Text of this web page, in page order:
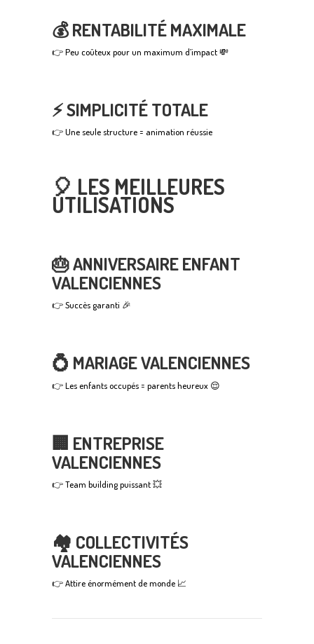
💰 RENTABILITÉ MAXIMALE
👉 Peu coûteux pour un maximum d’impact 💸
⚡ SIMPLICITÉ TOTALE
👉 Une seule structure = animation réussie
🎈 LES MEILLEURES
UTILISATIONS
🎂 ANNIVERSAIRE ENFANT
VALENCIENNES
👉 Succès garanti 🎉
💍 MARIAGE VALENCIENNES
👉 Les enfants occupés = parents heureux 😌
🏢 ENTREPRISE
VALENCIENNES
👉 Team building puissant 💥
🏘️ COLLECTIVITÉS
VALENCIENNES
👉 Attire énormément de monde 📈